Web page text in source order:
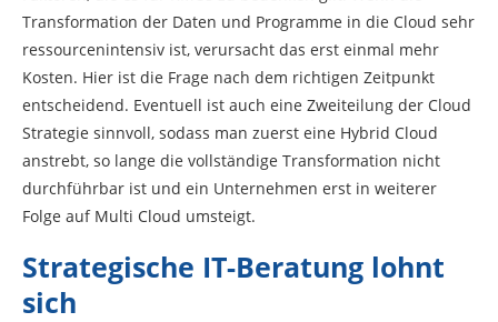
Transformation der Daten und Programme in die Cloud sehr
ressourcenintensiv ist, verursacht das erst einmal mehr
Kosten. Hier ist die Frage nach dem richtigen Zeitpunkt
entscheidend. Eventuell ist auch eine Zweiteilung der Cloud
Strategie sinnvoll, sodass man zuerst eine Hybrid Cloud
anstrebt, so lange die vollständige Transformation nicht
durchführbar ist und ein Unternehmen erst in weiterer
Folge auf Multi Cloud umsteigt.
Strategische IT-Beratung lohnt
sich